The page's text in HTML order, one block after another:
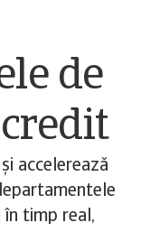
de
accelerează
în timp real,